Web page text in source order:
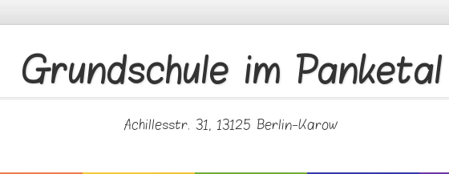
Grundschule im Panketal
Achillesstr. 31, 13125 Berlin-Karow